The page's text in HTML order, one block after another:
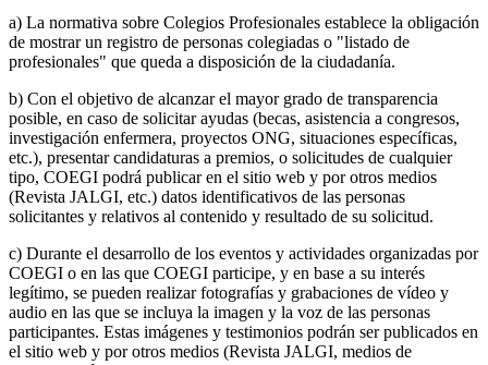
a) La normativa sobre Colegios Profesionales establece la obligación
de mostrar un registro de personas colegiadas o "listado de
profesionales" que queda a disposición de la ciudadanía.
b) Con el objetivo de alcanzar el mayor grado de transparencia
posible, en caso de solicitar ayudas (becas, asistencia a congresos,
investigación enfermera, proyectos ONG, situaciones específicas,
etc.), presentar candidaturas a premios, o solicitudes de cualquier
tipo, COEGI podrá publicar en el sitio web y por otros medios
(Revista JALGI, etc.) datos identificativos de las personas
solicitantes y relativos al contenido y resultado de su solicitud.
c) Durante el desarrollo de los eventos y actividades organizadas por
COEGI o en las que COEGI participe, y en base a su interés
legítimo, se pueden realizar fotografías y grabaciones de vídeo y
audio en las que se incluya la imagen y la voz de las personas
participantes. Estas imágenes y testimonios podrán ser publicados en
el sitio web y por otros medios (Revista JALGI, medios de